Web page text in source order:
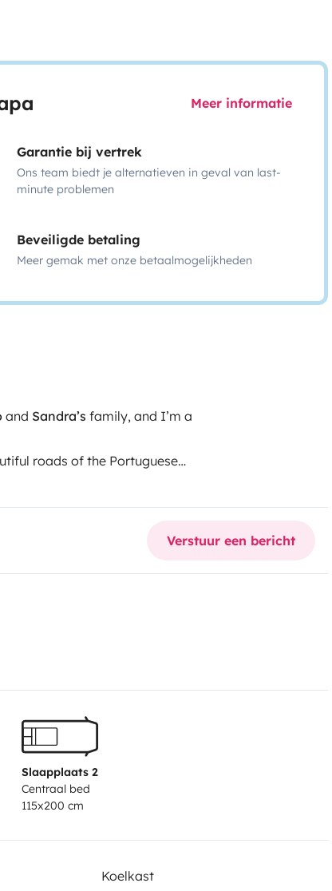
Meer informatie
Garantie bij vertrek
Ons team biedt je alternatieven in geval van last-
minute problemen
Beveiligde betaling
Meer gemak met onze betaalmogelijkheden
and Sandra’s family, and I’m a
roads of the Portuguese
to use the outdoor table and
to stay at campsites and
either on the pop-up roof
and bridges without stopping.
Verstuur een bericht
Slaapplaats 2
Centraal bed
115x200 cm
Koelkast